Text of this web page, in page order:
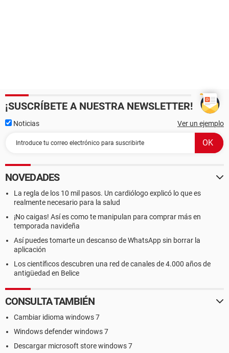
¡SUSCRÍBETE A NUESTRA NEWSLETTER!
Noticias Ver un ejemplo
NOVEDADES
La regla de los 10 mil pasos. Un cardiólogo explicó lo que es
realmente necesario para la salud
¡No caigas! Así es como te manipulan para comprar más en
temporada navideña
Así puedes tomarte un descanso de WhatsApp sin borrar la
aplicación
Los científicos descubren una red de canales de 4.000 años de
antigüedad en Belice
CONSULTA TAMBIÉN
Cambiar idioma windows 7
Windows defender windows 7
Descargar microsoft store windows 7